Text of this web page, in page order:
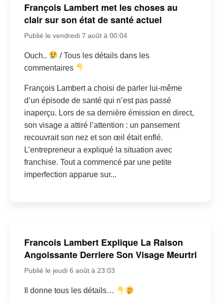
François Lambert met les choses au
clair sur son état de santé actuel
Publié le vendredi 7 août à 00:04
Ouch..
/ Tous les détails dans les
commentaires
François Lambert a choisi de parler lui-même
d’un épisode de santé qui n’est pas passé
inaperçu. Lors de sa dernière émission en direct,
son visage a attiré l’attention : un pansement
recouvrait son nez et son œil était enflé.
L’entrepreneur a expliqué la situation avec
franchise. Tout a commencé par une petite
imperfection apparue sur...
Francois Lambert Explique La Raison
Angoissante Derriere Son Visage Meurtri
Publié le jeudi 6 août à 23:03
Il donne tous les détails…